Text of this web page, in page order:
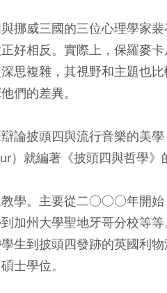
挪威三國的三位心理學家
好相反。實際上，保羅麥
思複雜，其視野和主題也
們的差異。
論披頭四與流行音樂的美
）就編著《披頭四與哲學
學。主要從二○○○年開始
加州大學聖地牙哥分校等
生到披頭四發跡的英國利
士學位。